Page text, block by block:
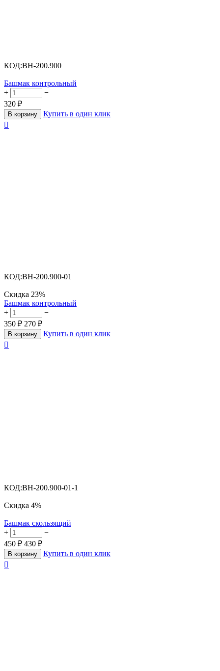
КОД:BH-200.900
Башмак контрольный
+
−
320 ₽
В корзину
Купить в один клик

КОД:BH-200.900-01
Скидка 23%
Башмак контрольный
+
−
350 ₽ 270 ₽
В корзину
Купить в один клик

КОД:BH-200.900-01-1
Скидка 4%
Башмак скользящий
+
−
450 ₽ 430 ₽
В корзину
Купить в один клик
